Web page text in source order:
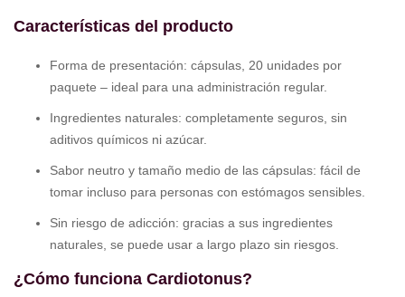
Características del producto
Forma de presentación: cápsulas, 20 unidades por
paquete – ideal para una administración regular.
Ingredientes naturales: completamente seguros, sin
aditivos químicos ni azúcar.
Sabor neutro y tamaño medio de las cápsulas: fácil de
tomar incluso para personas con estómagos sensibles.
Sin riesgo de adicción: gracias a sus ingredientes
naturales, se puede usar a largo plazo sin riesgos.
¿Cómo funciona Cardiotonus?